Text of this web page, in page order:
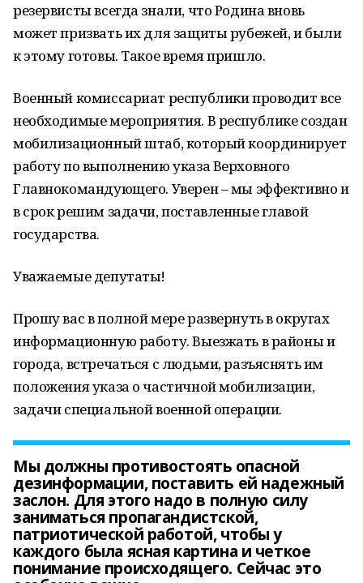
резервисты всегда знали, что Родина вновь
может призвать их для защиты рубежей, и были
к этому готовы. Такое время пришло.
Военный комиссариат республики проводит все
необходимые мероприятия. В республике создан
мобилизационный штаб, который координирует
работу по выполнению указа Верховного
Главнокомандующего. Уверен – мы эффективно и
в срок решим задачи, поставленные главой
государства.
Уважаемые депутаты!
Прошу вас в полной мере развернуть в округах
информационную работу. Выезжать в районы и
города, встречаться с людьми, разъяснять им
положения указа о частичной мобилизации,
задачи специальной военной операции.
Мы должны противостоять опасной
дезинформации, поставить ей надежный
заслон. Для этого надо в полную силу
заниматься пропагандистской,
патриотической работой, чтобы у
каждого была ясная картина и четкое
понимание происходящего. Сейчас это